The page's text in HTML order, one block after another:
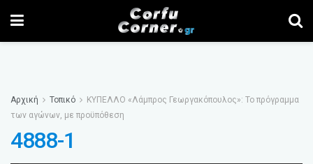
Αρχική Τοπικό
ΚΥΠΕΛΛΟ «Λάμπρος Γεωργακόπουλος»: Το πρόγραμμα
των αγώνων, με προϋπόθεση
4888-1